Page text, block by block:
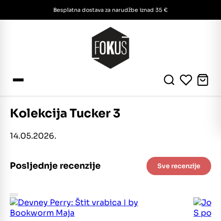
Besplatna dostava za narudžbe iznad 35 €
Kolekcija Tucker 3
14.05.2026.
Posljednje recenzije Sve recenzije